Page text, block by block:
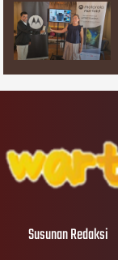
Susunan Redaksi